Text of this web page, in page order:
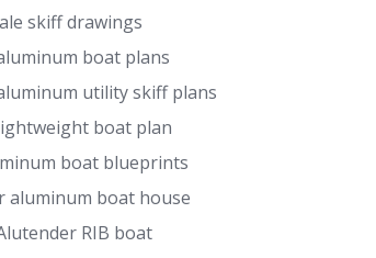
skiff drawings
boat plans
utility skiff plans
boat plan
boat blueprints
aluminum boat house
RIB boat